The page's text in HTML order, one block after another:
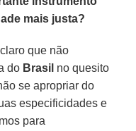
mais justa?
que não
do Brasil no quesito
se apropriar do
especificidades e
para